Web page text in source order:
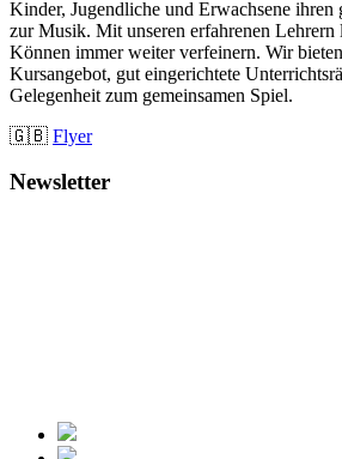
Kinder, Jugendliche und Erwachsene ihren
zur Musik. Mit unseren erfahrenen Lehrern
Können immer weiter verfeinern. Wir
Kursangebot, gut eingerichtete
Gelegenheit zum gemeinsamen Spiel.
🇬🇧 Flyer
Newsletter